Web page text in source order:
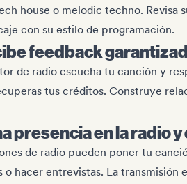
house o melodic techno. Revisa
con su estilo de programación.
feedback
de radio escucha tu canción y
tus créditos. Construye
presencia en la radio
de radio pueden poner tu
o hacer entrevistas. La transmisión